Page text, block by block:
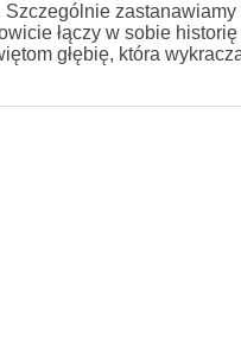
łączy w sobie historię
głębię, która